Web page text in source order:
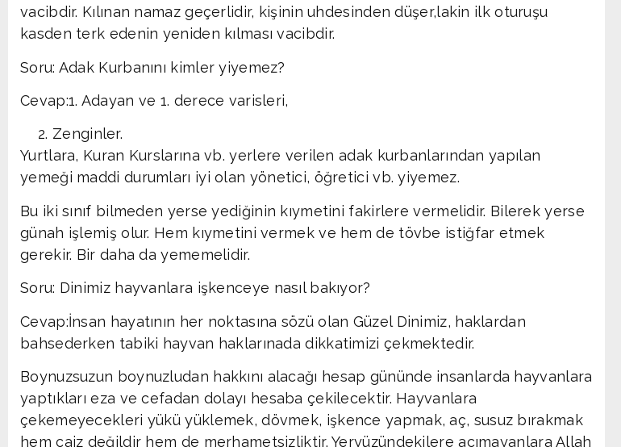
vacibdir. Kılınan namaz geçerlidir, kişinin uhdesinden düşer,lakin ilk oturuşu
kasden terk edenin yeniden kılması vacibdir.
Soru: Adak Kurbanını kimler yiyemez?
Cevap:1. Adayan ve 1. derece varisleri,
Zenginler.
Yurtlara, Kuran Kurslarına vb. yerlere verilen adak kurbanlarından yapılan
yemeği maddi durumları iyi olan yönetici, öğretici vb. yiyemez.
Bu iki sınıf bilmeden yerse yediğinin kıymetini fakirlere vermelidir. Bilerek yerse
günah işlemiş olur. Hem kıymetini vermek ve hem de tövbe istiğfar etmek
gerekir. Bir daha da yememelidir.
Soru: Dinimiz hayvanlara işkenceye nasıl bakıyor?
Cevap:İnsan hayatının her noktasına sözü olan Güzel Dinimiz, haklardan
bahsederken tabiki hayvan haklarınada dikkatimizi çekmektedir.
Boynuzsuzun boynuzludan hakkını alacağı hesap gününde insanlarda hayvanlara
yaptıkları eza ve cefadan dolayı hesaba çekilecektir. Hayvanlara
çekemeyecekleri yükü yüklemek, dövmek, işkence yapmak, aç, susuz bırakmak
hem caiz değildir hem de merhametsizliktir. Yeryüzündekilere acımayanlara Allah